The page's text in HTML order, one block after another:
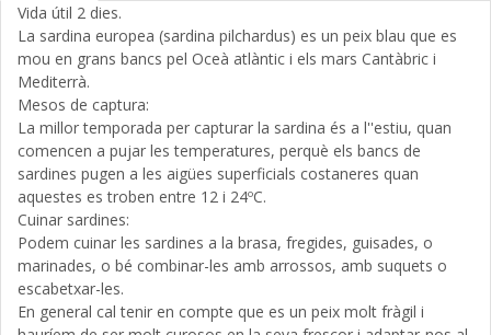
Vida útil 2 dies.
La sardina europea (sardina pilchardus) es un peix blau que es
mou en grans bancs pel Oceà atlàntic i els mars Cantàbric i
Mediterrà.
Mesos de captura:
La millor temporada per capturar la sardina és a l''estiu, quan
comencen a pujar les temperatures, perquè els bancs de
sardines pugen a les aigües superficials costaneres quan
aquestes es troben entre 12 i 24ºC.
Cuinar sardines:
Podem cuinar les sardines a la brasa, fregides, guisades, o
marinades, o bé combinar-les amb arrossos, amb suquets o
escabetxar-les.
En general cal tenir en compte que es un peix molt fràgil i